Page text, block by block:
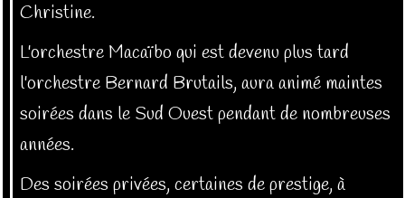
Christine.
L'orchestre Macaïbo qui est devenu plus tard
l'orchestre Bernard Brutails, aura animé maintes
soirées dans le Sud Ouest pendant de nombreuses
années.
Des soirées privées, certaines de prestige, à